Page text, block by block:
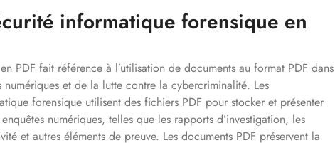
informatique forensique en
PDF fait référence à l’utilisation de documents au format PDF dans
numériques et de la lutte contre la cybercriminalité. Les
forensique utilisent des fichiers PDF pour stocker et présenter
numériques, telles que les rapports d’investigation, les
et autres éléments de preuve. Les documents PDF préservent la